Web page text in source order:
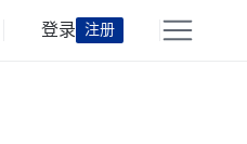
登录 注册